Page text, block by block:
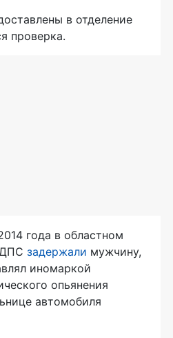
в отделение
проверка.
года в областном
ДПС задержали мужчину,
иномаркой
опьянения
автомобиля